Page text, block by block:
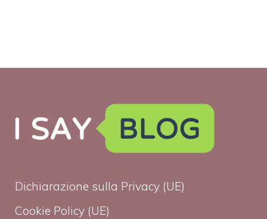
Dichiarazione sulla Privacy (UE)
Cookie Policy (UE)